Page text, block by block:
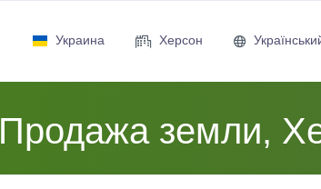
Украина Херсон
Продажа земли,